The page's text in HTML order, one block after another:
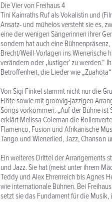
Die Vier von Freihaus 4
Tini Kainraths Ruf als Vokalistin und
Ansatz- und mühelos versteht sie es,
eine der wenigen Sängerinnen ihrer
sondern hat auch eine
Brecht/Weill-Vorlagen ins Wienerische
verändern oder ‚lustiger’ zu werden.“
Betroffenheit, die Lieder wie
Von Sigi Finkel stammt nicht nur die
Flöte sowie mit groovig-jazzigen
Songs vorkommen. „Auf der Bühne
erklärt Melissa Coleman die
Flamenco, Fusion und Afrikanische
Tango und Wienerlied, Jazz, Chanson
Ein weiteres Drittel der Arrangements
und Jazz. Sie hat (meist unter ihrem
Teddy und Alex Ehrenreich bis Agnes
wie internationale Bühnen. Bei
setzt sie das Fundament für die